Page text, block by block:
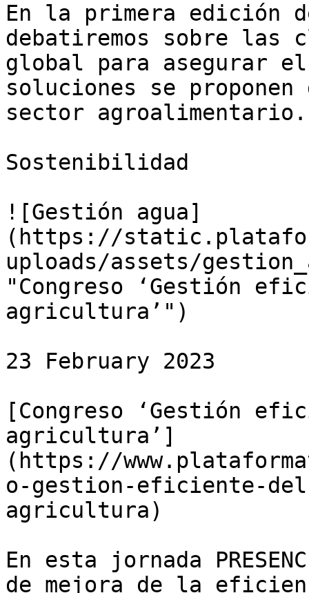
En la primera edición
debatiremos sobre las
global para asegurar
soluciones se
sector agroalimentario.
Sostenibilidad
![Gestión agua]
(https://
uploads/assets/
"Congreso ‘Gestión
agricultura’")
23 February 2023
[Congreso ‘Gestión
agricultura’]
(https://
o-gestion-eficiente-
agricultura)
En esta jornada
de mejora de la